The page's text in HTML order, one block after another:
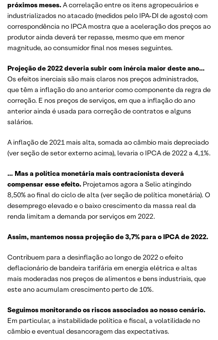
próximos meses.A correlação entre os itens agropecuários e
industrializados no atacado (medidos pelo IPA-DI de agosto) com
correspondência no IPCA mostra que a aceleração dos preços ao
produtor ainda deverá ter repasse, mesmo que em menor
magnitude, ao consumidor final nos meses seguintes.
Projeção de 2022 deveria subir com inércia maior deste ano…
Os efeitos inerciais são mais claros nos preços administrados,
que têm a inflação do ano anterior como componente da regra de
correção. E nos preços de serviços, em que a inflação do ano
anterior ainda é usada para correção de contratos e alguns
salários.
A inflação de 2021 mais alta, somada ao câmbio mais depreciado
(ver seção de setor externo acima), levaria o IPCA de 2022 a 4,1%.
… Mas a política monetária mais contracionista deverá
compensar esse efeito. Projetamos agora a Selic atingindo
8,50% ao final do ciclo de alta (ver seção de política monetária). O
desemprego elevado e o baixo crescimento da massa real da
renda limitam a demanda por serviços em 2022.
Assim, mantemos nossa projeção de 3,7% para o IPCA de 2022.
Contribuem para a desinflação ao longo de 2022 o efeito
deflacionário de bandeira tarifária em energia elétrica e altas
mais moderadas nos preços de alimentos e bens industriais, que
este ano acumulam crescimento perto de 10%.
Seguimos monitorando os riscos associados ao nosso cenário.
Em particular, a instabilidade política e fiscal, a volatilidade no
câmbio e eventual desancoragem das expectativas.